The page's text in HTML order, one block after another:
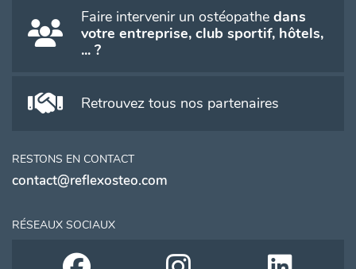
Faire intervenir un ostéopathe dans
votre entreprise, club sportif, hôtels,
... ?
Retrouvez tous nos partenaires
RESTONS EN CONTACT
contact@reflexosteo.com
RÉSEAUX SOCIAUX